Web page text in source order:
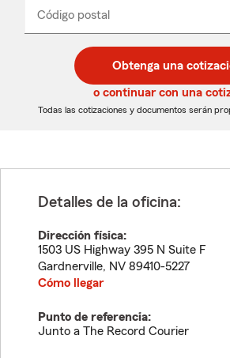
desplegable
Código postal
de
5
dígitos
de
5
dígitos
_____
Obtenga una
o continuar con una
Todas las cotizaciones y documentos serán
Detalles de la oficina:
Dirección física:
1503 US Highway 395 N Suite F
Gardnerville, NV 89410-5227
Cómo llegar
Punto de referencia:
Junto a The Record Courier